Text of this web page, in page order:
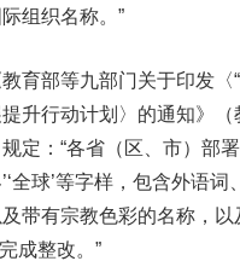
组织名称。”
部等九部门关于印发〈“
升行动计划〉的通知》
定：“各省（区、市）部
’‘全球’等字样，包含外语
带有宗教色彩的名称，
成整改。”